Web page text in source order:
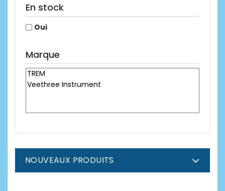
En stock
Oui
Marque
NOUVEAUX PRODUITS